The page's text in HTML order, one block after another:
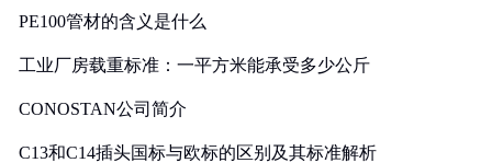
PE100管材的含义是什么
工业厂房载重标准：一平方米能承受多少公斤
CONOSTAN公司简介
C13和C14插头国标与欧标的区别及其标准解析